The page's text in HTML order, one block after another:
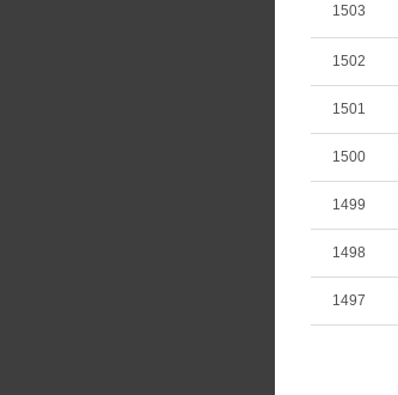
1503
1502
1501
1500
1499
1498
1497